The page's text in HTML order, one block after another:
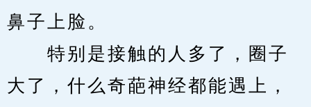
鼻子上脸。
特别是接触的人多了，圈子
大了，什么奇葩神经都能遇上，